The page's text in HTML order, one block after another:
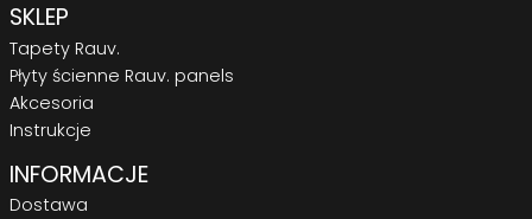
SKLEP
Tapety Rauv.
Płyty ścienne Rauv. panels
Akcesoria
Instrukcje
INFORMACJE
Dostawa